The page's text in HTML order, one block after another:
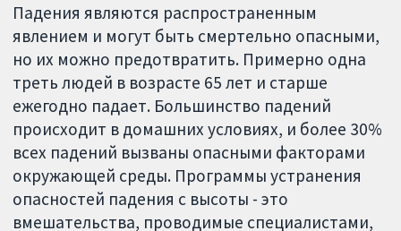
Падения являются распространенным
явлением и могут быть смертельно опасными,
но их можно предотвратить. Примерно одна
треть людей в возрасте 65 лет и старше
ежегодно падает. Большинство падений
происходит в домашних условиях, и более 30%
всех падений вызваны опасными факторами
окружающей среды. Программы устранения
опасностей падения с высоты - это
вмешательства, проводимые специалистами,